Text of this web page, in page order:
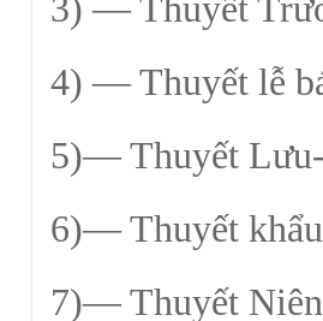
3) — Thuyết
4) — Thuyết lễ
5)— Thuyết
6)— Thuyết
7)— Thuyết